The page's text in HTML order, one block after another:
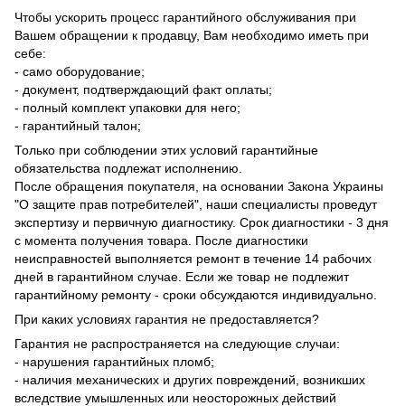
Чтобы ускорить процесс гарантийного обслуживания при
Вашем обращении к продавцу, Вам необходимо иметь при
себе:
- само оборудование;
- документ, подтверждающий факт оплаты;
- полный комплект упаковки для него;
- гарантийный талон;
Только при соблюдении этих условий гарантийные
обязательства подлежат исполнению.
После обращения покупателя, на основании Закона Украины
"О защите прав потребителей", наши специалисты проведут
экспертизу и первичную диагностику. Срок диагностики - 3 дня
с момента получения товара. После диагностики
неисправностей выполняется ремонт в течение 14 рабочих
дней в гарантийном случае. Если же товар не подлежит
гарантийному ремонту - сроки обсуждаются индивидуально.
При каких условиях гарантия не предоставляется?
Гарантия не распространяется на следующие случаи:
- нарушения гарантийных пломб;
- наличия механических и других повреждений, возникших
вследствие умышленных или неосторожных действий